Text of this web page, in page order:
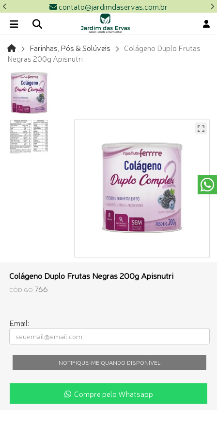
contato@jardimdaservas.com.br
Farinhas, Pós & Solúveis
Colágeno Duplo Frutas
Negras 200g Apisnutri
Colágeno Duplo Frutas Negras 200g Apisnutri
CÓDIGO 766
Email:
NOTIFIQUE-ME QUANDO DISPONÍVEL
Compre pelo Whatsapp